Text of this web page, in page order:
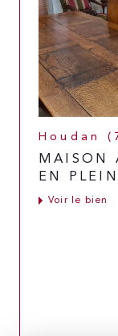
Houdan
MAISON
EN
Voir le bien